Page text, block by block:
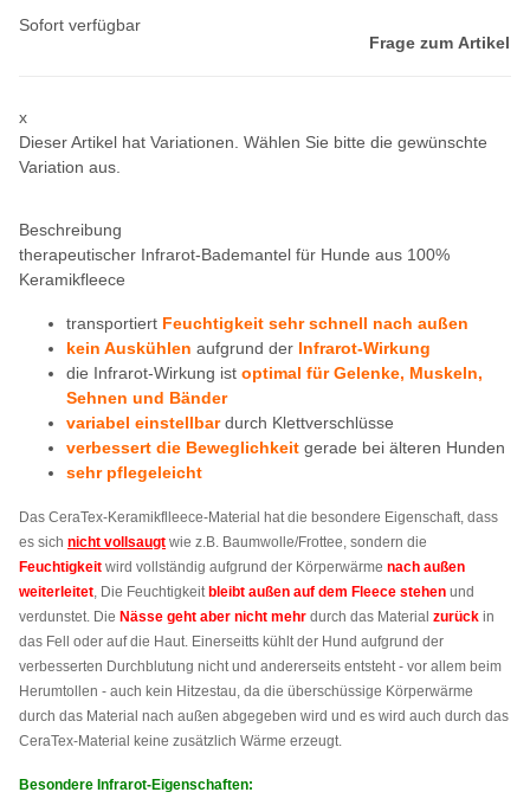
Sofort verfügbar
Frage zum Artikel
x
Dieser Artikel hat Variationen. Wählen Sie bitte die gewünschte
Variation aus.
Beschreibung
therapeutischer Infrarot-Bademantel für Hunde aus 100%
Keramikfleece
transportiert Feuchtigkeit sehr schnell nach außen
kein Auskühlen aufgrund der Infrarot-Wirkung
die Infrarot-Wirkung ist optimal für Gelenke, Muskeln,
Sehnen und Bänder
variabel einstellbar durch Klettverschlüsse
verbessert die Beweglichkeit gerade bei älteren Hunden
sehr pflegeleicht
Das CeraTex-Keramikflleece-Material hat die besondere Eigenschaft, dass
es sich nicht vollsaugt wie z.B. Baumwolle/Frottee, sondern die
Feuchtigkeit wird vollständig aufgrund der Körperwärme nach außen
weiterleitet, Die Feuchtigkeit bleibt außen auf dem Fleece stehen und
verdunstet. Die Nässe geht aber nicht mehr durch das Material zurück in
das Fell oder auf die Haut. Einerseitts kühlt der Hund aufgrund der
verbesserten Durchblutung nicht und andererseits entsteht - vor allem beim
Herumtollen - auch kein Hitzestau, da die überschüssige Körperwärme
durch das Material nach außen abgegeben wird und es wird auch durch das
CeraTex-Material keine zusätzlich Wärme erzeugt.
Besondere Infrarot-Eigenschaften: